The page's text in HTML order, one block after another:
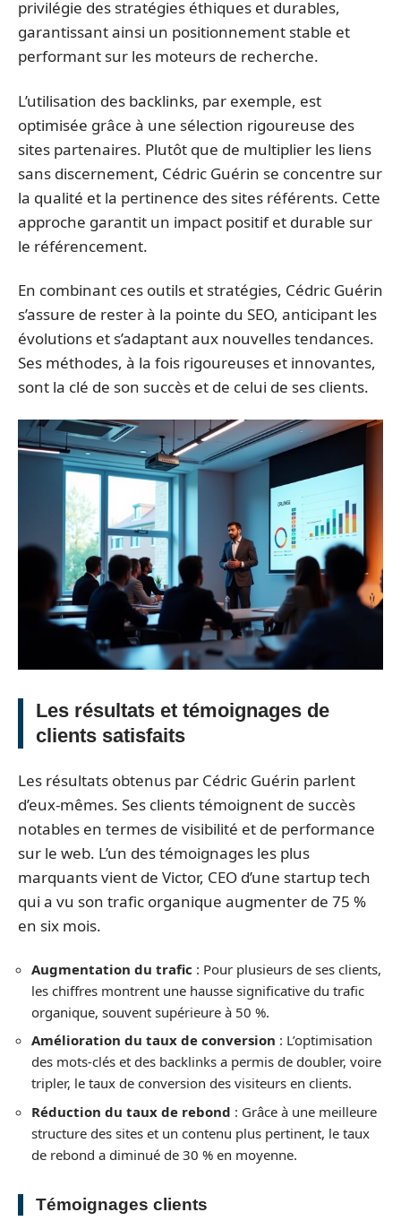
privilégie des stratégies éthiques et durables,
garantissant ainsi un positionnement stable et
performant sur les moteurs de recherche.
L’utilisation des backlinks, par exemple, est
optimisée grâce à une sélection rigoureuse des
sites partenaires. Plutôt que de multiplier les liens
sans discernement, Cédric Guérin se concentre sur
la qualité et la pertinence des sites référents. Cette
approche garantit un impact positif et durable sur
le référencement.
En combinant ces outils et stratégies, Cédric Guérin
s’assure de rester à la pointe du SEO, anticipant les
évolutions et s’adaptant aux nouvelles tendances.
Ses méthodes, à la fois rigoureuses et innovantes,
sont la clé de son succès et de celui de ses clients.
Les résultats et témoignages de
clients satisfaits
Les résultats obtenus par Cédric Guérin parlent
d’eux-mêmes. Ses clients témoignent de succès
notables en termes de visibilité et de performance
sur le web. L’un des témoignages les plus
marquants vient de Victor, CEO d’une startup tech
qui a vu son trafic organique augmenter de 75 %
en six mois.
Augmentation du trafic : Pour plusieurs de ses clients,
les chiffres montrent une hausse significative du trafic
organique, souvent supérieure à 50 %.
Amélioration du taux de conversion : L’optimisation
des mots-clés et des backlinks a permis de doubler, voire
tripler, le taux de conversion des visiteurs en clients.
Réduction du taux de rebond : Grâce à une meilleure
structure des sites et un contenu plus pertinent, le taux
de rebond a diminué de 30 % en moyenne.
Témoignages clients